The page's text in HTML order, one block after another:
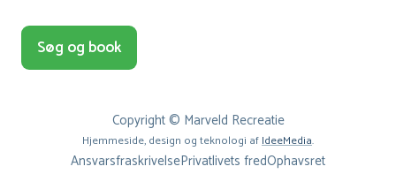
Søg og book
Copyright © Marveld Recreatie
Hjemmeside, design og teknologi afIdeeMedia.
AnsvarsfraskrivelsePrivatlivets fredOphavsret